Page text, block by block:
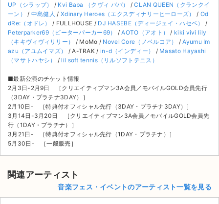
UP（シラップ）
/ Kvi Baba （クヴィ ババ） /CLAN QUEEN（クランクイ
ーン）
/ 中島健人 / Xdinary Heroes（エクスディナリーヒーローズ） / Od
dRe:（オドレ）
/ FULLHOUSE / DJ HASEBE（ディージェイ・ハセベ）
/
Peterparker69（ピーターパーカー69）
/AOTO（アオト） / kiki vivi lily
（キキヴィヴィリリー）
/ MoMo / Novel Core（ノベルコア） /Ayumu Im
azu（アユムイマズ）
/ A-TRAK / in-d（インディー） / Masato Hayashi
（マサトハヤシ）
/ lil soft tennis（リルソフトテニス）
■最新公演のチケット情報
2月3日-2月9日 ［クリエイティブマン3A会員／モバイルGOLD会員先行
（3DAY・プラチナ3DAY）］
2月10日- ［特典付オフィシャル先行（3DAY・プラチナ3DAY）］
3月14日-3月20日 ［クリエイティブマン3A会員／モバイルGOLD会員先
行（1DAY・プラチナ）］
3月21日- ［特典付オフィシャル先行（1DAY・プラチナ）］
5月30日- ［一般販売］
関連アーティスト
音楽フェス・イベントのアーティスト一覧を見る